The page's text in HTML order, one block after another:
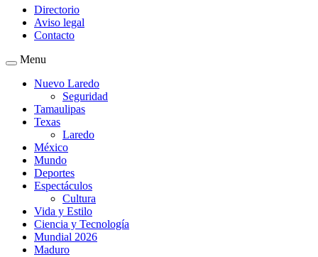
Directorio
Aviso legal
Contacto
Menu
Nuevo Laredo
Seguridad
Tamaulipas
Texas
Laredo
México
Mundo
Deportes
Espectáculos
Cultura
Vida y Estilo
Ciencia y Tecnología
Mundial 2026
Maduro